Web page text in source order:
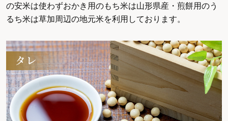
の安米は使わずおかき用のもち米は山形県産・煎餅用のう
るち米は草加周辺の地元米を利用しております。